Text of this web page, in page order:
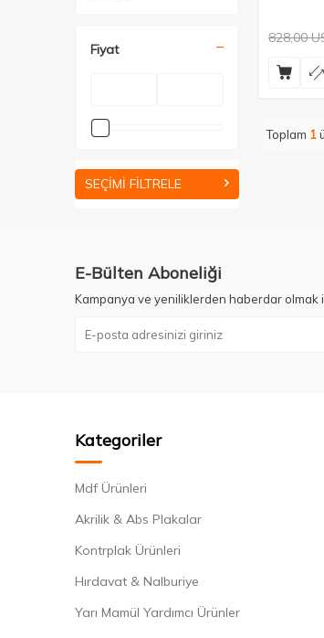
Fiyat
SEÇIMI FILTRELE
828,00
Toplam 1
E-Bülten Aboneliği
Kampanya ve yeniliklerden haberdar olmak
Kategoriler
Mdf Ürünleri
Akrilik & Abs Plakalar
Kontrplak Ürünleri
Hırdavat & Nalburiye
Yarı Mamül Yardımcı Ürünler